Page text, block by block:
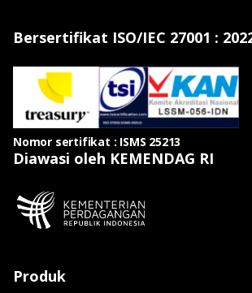
Bersertifikat ISO/IEC 27001 :
Nomor sertifikat : ISMS 25213
Diawasi oleh KEMENDAG RI
Produk